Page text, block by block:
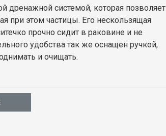
дренажной системой, которая позволяет
при этом частицы. Его нескользящая
прочно сидит в раковине и не
удобства так же оснащен ручкой,
и очищать.